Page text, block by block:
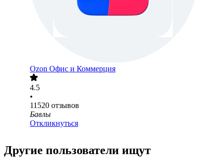
Ozon Офис и Коммерция
4.5
•
11520 отзывов
Бавлы
Откликнуться
Другие пользователи ищут